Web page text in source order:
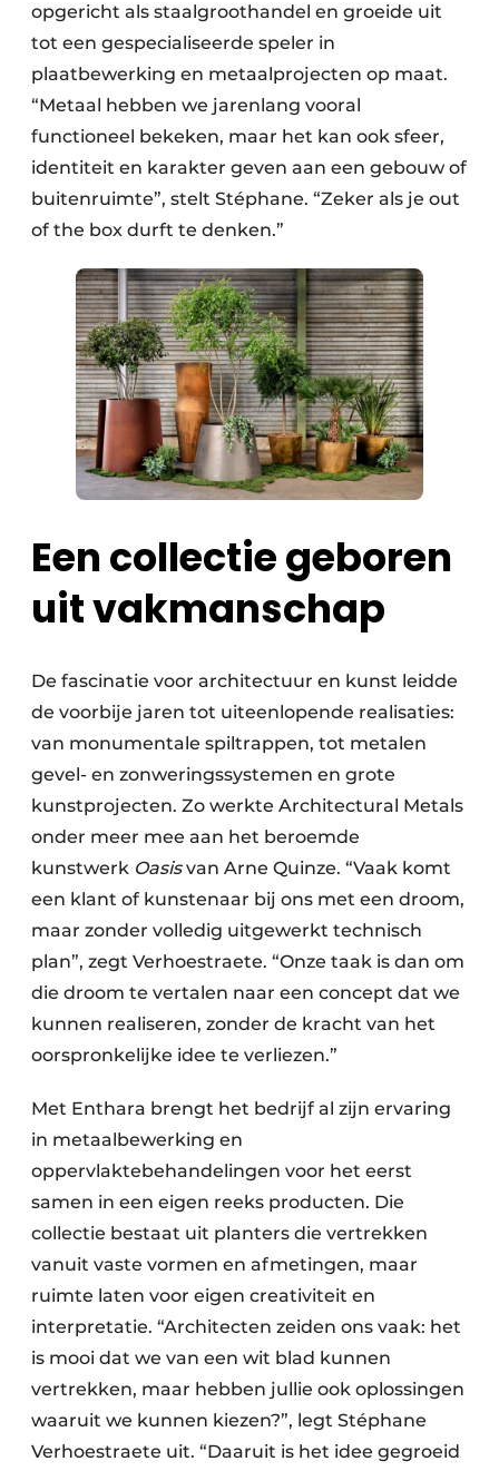
opgericht als staalgroothandel en groeide uit
tot een gespecialiseerde speler in
plaatbewerking en metaalprojecten op maat.
“Metaal hebben we jarenlang vooral
functioneel bekeken, maar het kan ook sfeer,
identiteit en karakter geven aan een gebouw of
buitenruimte”, stelt Stéphane. “Zeker als je out
of the box durft te denken.”
Een collectie geboren
uit vakmanschap
De fascinatie voor architectuur en kunst leidde
de voorbije jaren tot uiteenlopende realisaties:
van monumentale spiltrappen, tot metalen
gevel- en zonweringssystemen en grote
kunstprojecten. Zo werkte Architectural Metals
onder meer mee aan het beroemde
kunstwerk Oasisvan Arne Quinze. “Vaak komt
een klant of kunstenaar bij ons met een droom,
maar zonder volledig uitgewerkt technisch
plan”, zegt Verhoestraete. “Onze taak is dan om
die droom te vertalen naar een concept dat we
kunnen realiseren, zonder de kracht van het
oorspronkelijke idee te verliezen.”
Met Enthara brengt het bedrijf al zijn ervaring
in metaalbewerking en
oppervlaktebehandelingen voor het eerst
samen in een eigen reeks producten. Die
collectie bestaat uit planters die vertrekken
vanuit vaste vormen en afmetingen, maar
ruimte laten voor eigen creativiteit en
interpretatie. “Architecten zeiden ons vaak: het
is mooi dat we van een wit blad kunnen
vertrekken, maar hebben jullie ook oplossingen
waaruit we kunnen kiezen?”, legt Stéphane
Verhoestraete uit. “Daaruit is het idee gegroeid